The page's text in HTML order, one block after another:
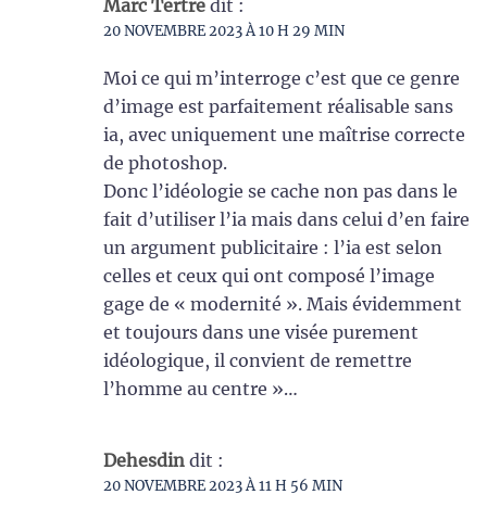
Marc Tertre dit :
20 NOVEMBRE 2023 À 10 H 29 MIN
Moi ce qui m’interroge c’est que ce genre
d’image est parfaitement réalisable sans
ia, avec uniquement une maîtrise correcte
de photoshop.
Donc l’idéologie se cache non pas dans le
fait d’utiliser l’ia mais dans celui d’en faire
un argument publicitaire : l’ia est selon
celles et ceux qui ont composé l’image
gage de « modernité ». Mais évidemment
et toujours dans une visée purement
idéologique, il convient de remettre
l’homme au centre »…
Dehesdin dit :
20 NOVEMBRE 2023 À 11 H 56 MIN